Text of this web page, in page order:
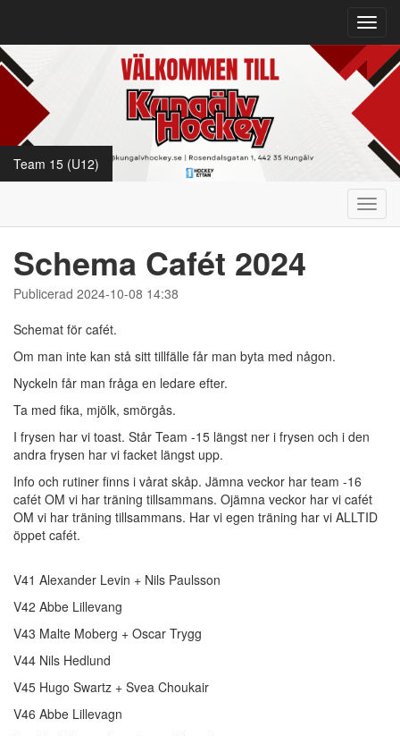
Team 15 (U12)
Schema Cafét 2024
Publicerad 2024-10-08 14:38
Schemat för cafét.
Om man inte kan stå sitt tillfälle får man byta med någon.
Nyckeln får man fråga en ledare efter.
Ta med fika, mjölk, smörgås.
I frysen har vi toast. Står Team -15 längst ner i frysen och i den
andra frysen har vi facket längst upp.
Info och rutiner finns i vårat skåp. Jämna veckor har team -16
cafét OM vi har träning tillsammans. Ojämna veckor har vi cafét
OM vi har träning tillsammans. Har vi egen träning har vi ALLTID
öppet cafét.
V41 Alexander Levin + Nils Paulsson
V42 Abbe Lillevang
V43 Malte Moberg + Oscar Trygg
V44 Nils Hedlund
V45 Hugo Swartz + Svea Choukair
V46 Abbe Lillevagn